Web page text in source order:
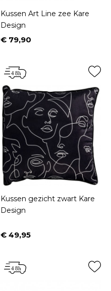
Kussen Art Line zee Kare
Design
Prijs
€ 79,90
Kussen gezicht zwart Kare
Design
Prijs
€ 49,95